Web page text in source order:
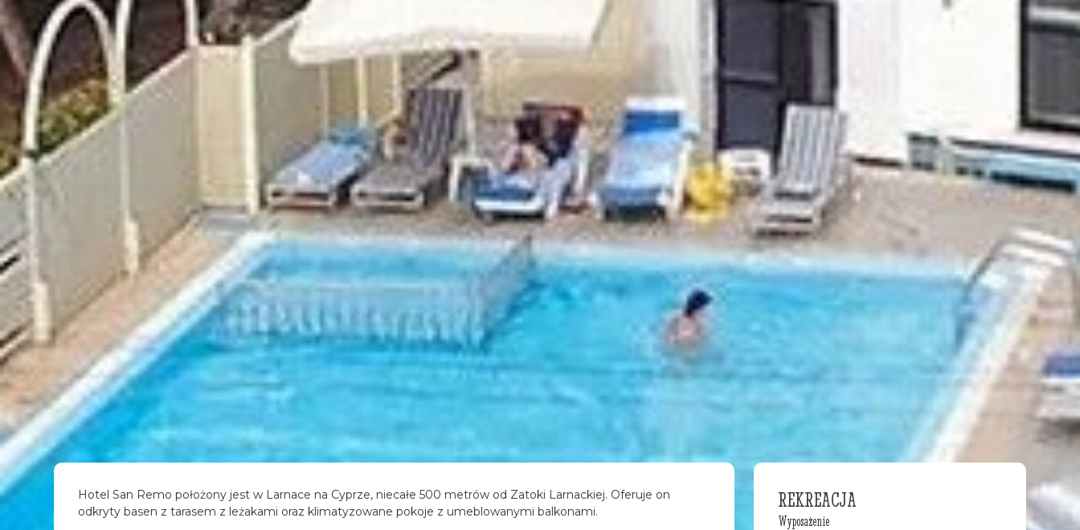
Hotel San Remo położony jest w Larnace na Cyprze, niecałe 500 metrów od Zatoki Larnackiej. Oferuje on
odkryty basen z tarasem z leżakami oraz klimatyzowane pokoje z umeblowanymi balkonami.
REKREACJA
Wyposażenie